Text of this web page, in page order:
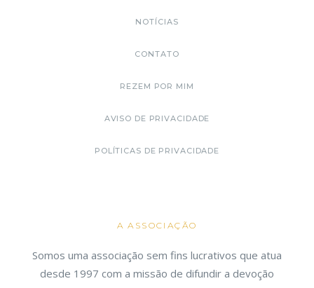
NOTÍCIAS
CONTATO
REZEM POR MIM
AVISO DE PRIVACIDADE
POLÍTICAS DE PRIVACIDADE
A ASSOCIAÇÃO
Somos uma associação sem fins lucrativos que atua
desde 1997 com a missão de difundir a devoção